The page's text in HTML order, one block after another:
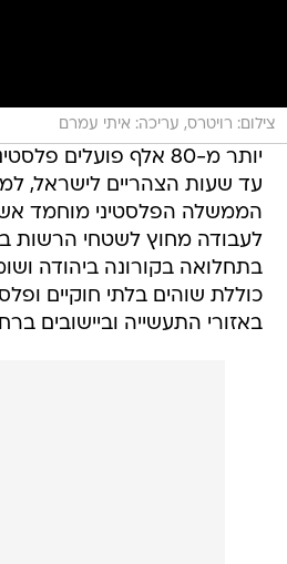
צילום: רויטרס, עריכה: איתי עמרם
יותר מ-80 אלף פועלים
עד שעות הצהריים לישראל,
הממשלה הפלסטיני מוחמד
לעבודה מחוץ לשטחי הרשות
בתחלואה בקורונה ביהודה
כוללת שוהים בלתי חוקיים
באזורי התעשייה וביישובים